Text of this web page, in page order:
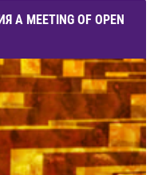
MEETING OF OPEN